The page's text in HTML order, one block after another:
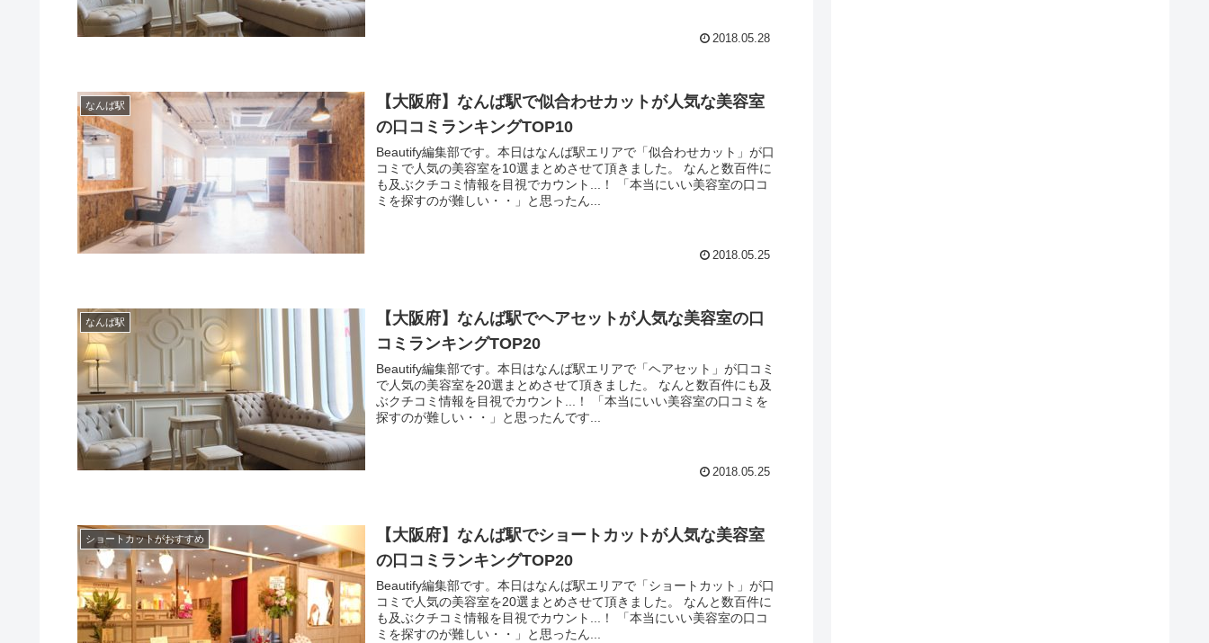
2018.05.28
なんば駅
【大阪府】なんば駅で似合わせカットが人気な美容室
の口コミランキングTOP10
Beautify編集部です。本日はなんば駅エリアで「似合わせカット」が口
コミで人気の美容室を10選まとめさせて頂きました。 なんと数百件に
も及ぶクチコミ情報を目視でカウント...！ 「本当にいい美容室の口コ
ミを探すのが難しい・・」と思ったん...
2018.05.25
なんば駅
【大阪府】なんば駅でヘアセットが人気な美容室の口
コミランキングTOP20
Beautify編集部です。本日はなんば駅エリアで「ヘアセット」が口コミ
で人気の美容室を20選まとめさせて頂きました。 なんと数百件にも及
ぶクチコミ情報を目視でカウント...！ 「本当にいい美容室の口コミを
探すのが難しい・・」と思ったんです...
2018.05.25
ショートカットがおすすめ
【大阪府】なんば駅でショートカットが人気な美容室
の口コミランキングTOP20
Beautify編集部です。本日はなんば駅エリアで「ショートカット」が口
コミで人気の美容室を20選まとめさせて頂きました。 なんと数百件に
も及ぶクチコミ情報を目視でカウント...！ 「本当にいい美容室の口コ
ミを探すのが難しい・・」と思ったん...